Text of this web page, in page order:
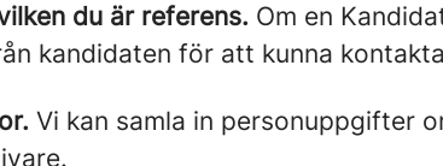
du är referens. Om en
kandidaten för att kunna
Vi kan samla in personuppgifter